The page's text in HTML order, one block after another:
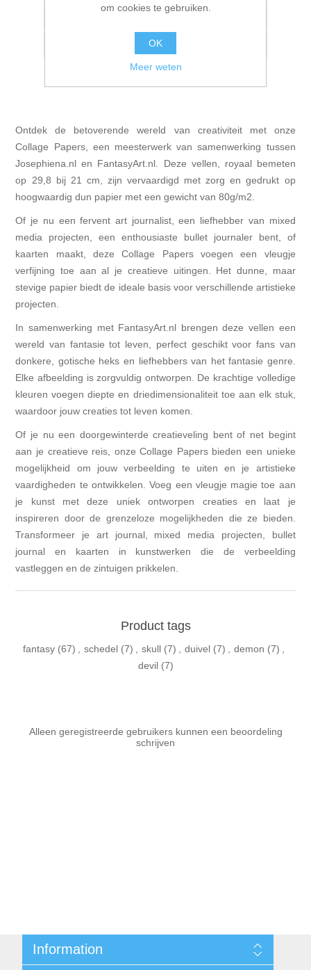
Vergelijk product
Ontdek de betoverende wereld van creativiteit met onze
Collage Papers, een meesterwerk van samenwerking tussen
Josephiena.nl en FantasyArt.nl. Deze vellen, royaal bemeten
op 29,8 bij 21 cm, zijn vervaardigd met zorg en gedrukt op
hoogwaardig dun papier met een gewicht van 80g/m2.
Of je nu een fervent art journalist, een liefhebber van mixed
media projecten, een enthousiaste bullet journaler bent, of
kaarten maakt, deze Collage Papers voegen een vleugje
verfijning toe aan al je creatieve uitingen. Het dunne, maar
stevige papier biedt de ideale basis voor verschillende artistieke
projecten.
In samenwerking met FantasyArt.nl brengen deze vellen een
wereld van fantasie tot leven, perfect geschikt voor fans van
donkere, gotische heks en liefhebbers van het fantasie genre.
Elke afbeelding is zorgvuldig ontworpen. De krachtige volledige
kleuren voegen diepte en driedimensionaliteit toe aan elk stuk,
waardoor jouw creaties tot leven komen.
Of je nu een doorgewinterde creatieveling bent of net begint
aan je creatieve reis, onze Collage Papers bieden een unieke
mogelijkheid om jouw verbeelding te uiten en je artistieke
vaardigheden te ontwikkelen. Voeg een vleugje magie toe aan
je kunst met deze uniek ontworpen creaties en laat je
inspireren door de grenzeloze mogelijkheden die ze bieden.
Transformeer je art journal, mixed media projecten, bullet
journal en kaarten in kunstwerken die de verbeelding
vastleggen en de zintuigen prikkelen.
Product tags
fantasy (67) , schedel (7) , skull (7) , duivel (7) , demon (7) ,
devil (7)
Alleen geregistreerde gebruikers kunnen een beoordeling
schrijven
Information
om cookies te gebruiken.
OK
Meer weten